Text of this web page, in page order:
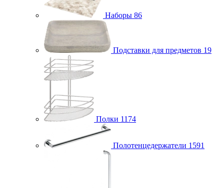
Наборы 86
Подставки для предметов 19
Полки 1174
Полотенцедержатели 1591